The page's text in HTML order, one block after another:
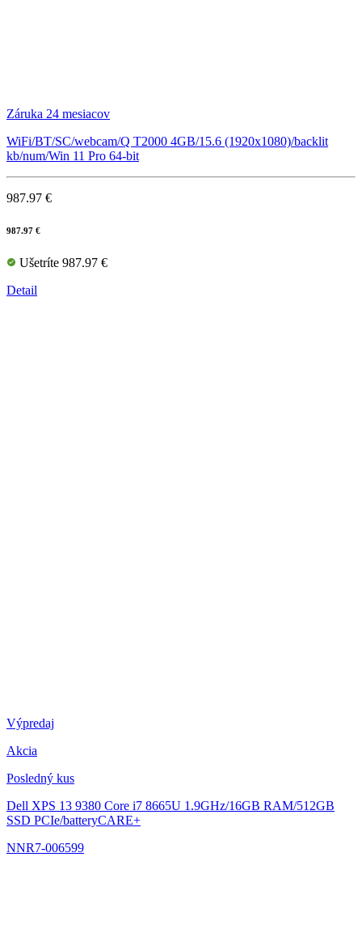
Záruka 24 mesiacov
WiFi/BT/SC/webcam/Q T2000 4GB/15.6 (1920x1080)/backlit
kb/num/Win 11 Pro 64-bit
987.97 €
987.97 €
Ušetríte 987.97 €
Detail
Výpredaj
Akcia
Posledný kus
Dell XPS 13 9380 Core i7 8665U 1.9GHz/16GB RAM/512GB
SSD PCIe/batteryCARE+
NNR7-006599